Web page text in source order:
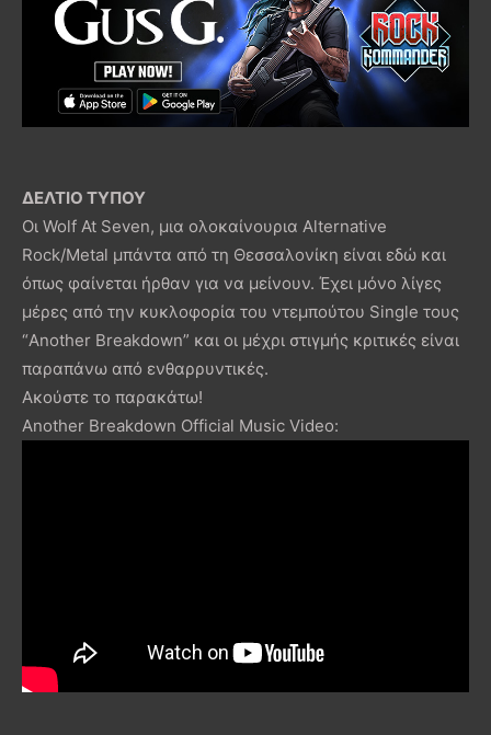
ΔΕΛΤΙΟ ΤΥΠΟΥ
Οι Wolf At Seven, μια ολοκαίνουρια Alternative
Rock/Metal μπάντα από τη Θεσσαλονίκη είναι εδώ και
όπως φαίνεται ήρθαν για να μείνουν. Έχει μόνο λίγες
μέρες από την κυκλοφορία του ντεμπούτου Single τους
“Another Breakdown” και οι μέχρι στιγμής κριτικές είναι
παραπάνω από ενθαρρυντικές.
Ακούστε το παρακάτω!
Another Breakdown Official Music Video: